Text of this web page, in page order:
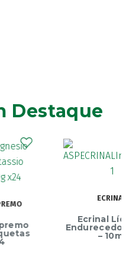
Destaque
Ecrinal Líquido
Endurecedor Unhas